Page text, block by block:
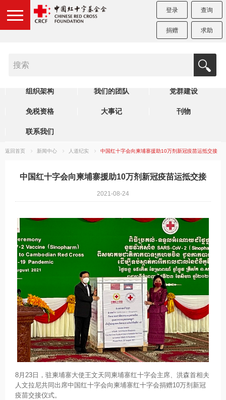
登录 查询
捐赠 求助
机构简介
组织架构 我们的团队 党群建设
免税资格 大事记 刊物
联系我们
返回首页 新闻中心 人道纪实 中国红十字会向柬埔寨援助10万剂新冠疫苗运抵交接
中国红十字会向柬埔寨援助10万剂新冠疫苗运抵交接
2021-08-24
8月23日，驻柬埔寨大使王文天同柬埔寨红十字会主席、洪森首相夫
人文拉尼共同出席中国红十字会向柬埔寨红十字会捐赠10万剂新冠
疫苗交接仪式。